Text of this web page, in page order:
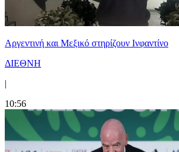
Αργεντινή και Μεξικό στηρίζουν Ινφαντίνο
ΔΙΕΘΝΗ
|
10:56